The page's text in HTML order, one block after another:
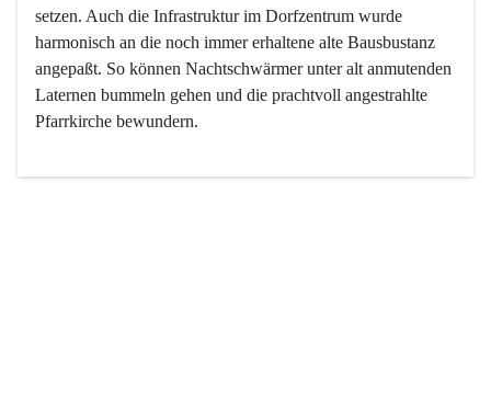
setzen. Auch die Infrastruktur im Dorfzentrum wurde
harmonisch an die noch immer erhaltene alte Bausbustanz
angepaßt. So können Nachtschwärmer unter alt anmutenden
Laternen bummeln gehen und die prachtvoll angestrahlte
Pfarrkirche bewundern.
Der Weinbau dominert heute nicht mehr, ist aber integrativer